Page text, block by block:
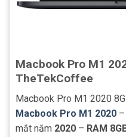
Macbook Pro M1
TheTekCoffee
Macbook Pro M1 2020
Macbook Pro M1 2020
mắt năm 2020 – RAM